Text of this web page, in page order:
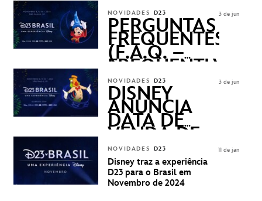
NOVIDADES D23
PERGUNTAS
FREQUENTES
(F.A.Q. –
FREQUENTLY
ASKED
QUESTIONS)
3 de jun
NOVIDADES D23
DISNEY
ANUNCIA
DATA DE
VENDA DE
INGRESSOS
PARA A D23
BRASIL -
UMA
3 de jun
NOVIDADES D23
Disney traz a experiência
D23 para o Brasil em
Novembro de 2024
11 de jan